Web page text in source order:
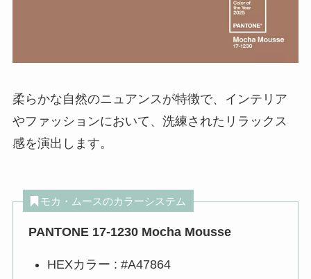
柔らかな自然のニュアンスが特徴で、インテリア
やファッションにおいて、洗練されたリラックス
感を演出します。
モカ・ムースのカラーシステム
PANTONE 17-1230 Mocha Mousse
HEXカラー : #A47864